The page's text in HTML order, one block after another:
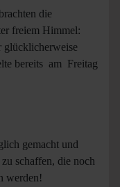
die
freiem Himmel:
glücklicherweise
bereits am Freitag
gemacht und
schaffen, die noch
werden!